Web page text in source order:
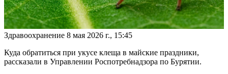
Здравоохранение 8 мая 2026 г., 15:45
Куда обратиться при укусе клеща в майские праздники,
рассказали в Управлении Роспотребнадзора по Бурятии.